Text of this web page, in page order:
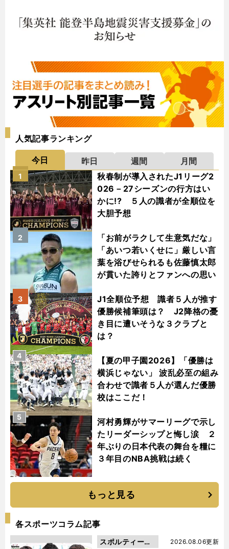
人気記事ランキング
今日 昨日 週間
月間
秋春制が導入されたJ1リーグ2
026－27シーズンの行方はい
かに!? ５人の識者が全順位を
大胆予想
1
「お前がラクして生意気だな」
「あいつ若いくせに」厳しい言
葉を浴びせられるも佐藤慎太郎
が貫いた誇りとファンへの思い
2
J1全順位予想 識者５人が推す
優勝候補筆頭は？ J2降格の憂
き目に遭いそうな３クラブと
は？
3
【夏の甲子園2026】「優勝は
横浜じゃない」 波乱必至の組み
合わせで識者５人が選んだ優勝
校はここだ！
4
河村勇輝がサマーリーグで示し
たリーダーシップと悔し涙 ２
年ぶりの日本代表の舞台を糧に
３年目のNBA挑戦は続く
5
もっと見る
各スポーツコラム記事
2026.08.06更新
スポルティーバ